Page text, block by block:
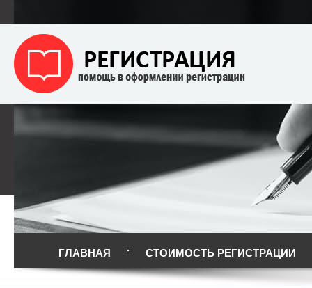
ГЛАВНАЯ СТОИМОСТЬ РЕГИСТРАЦИИ